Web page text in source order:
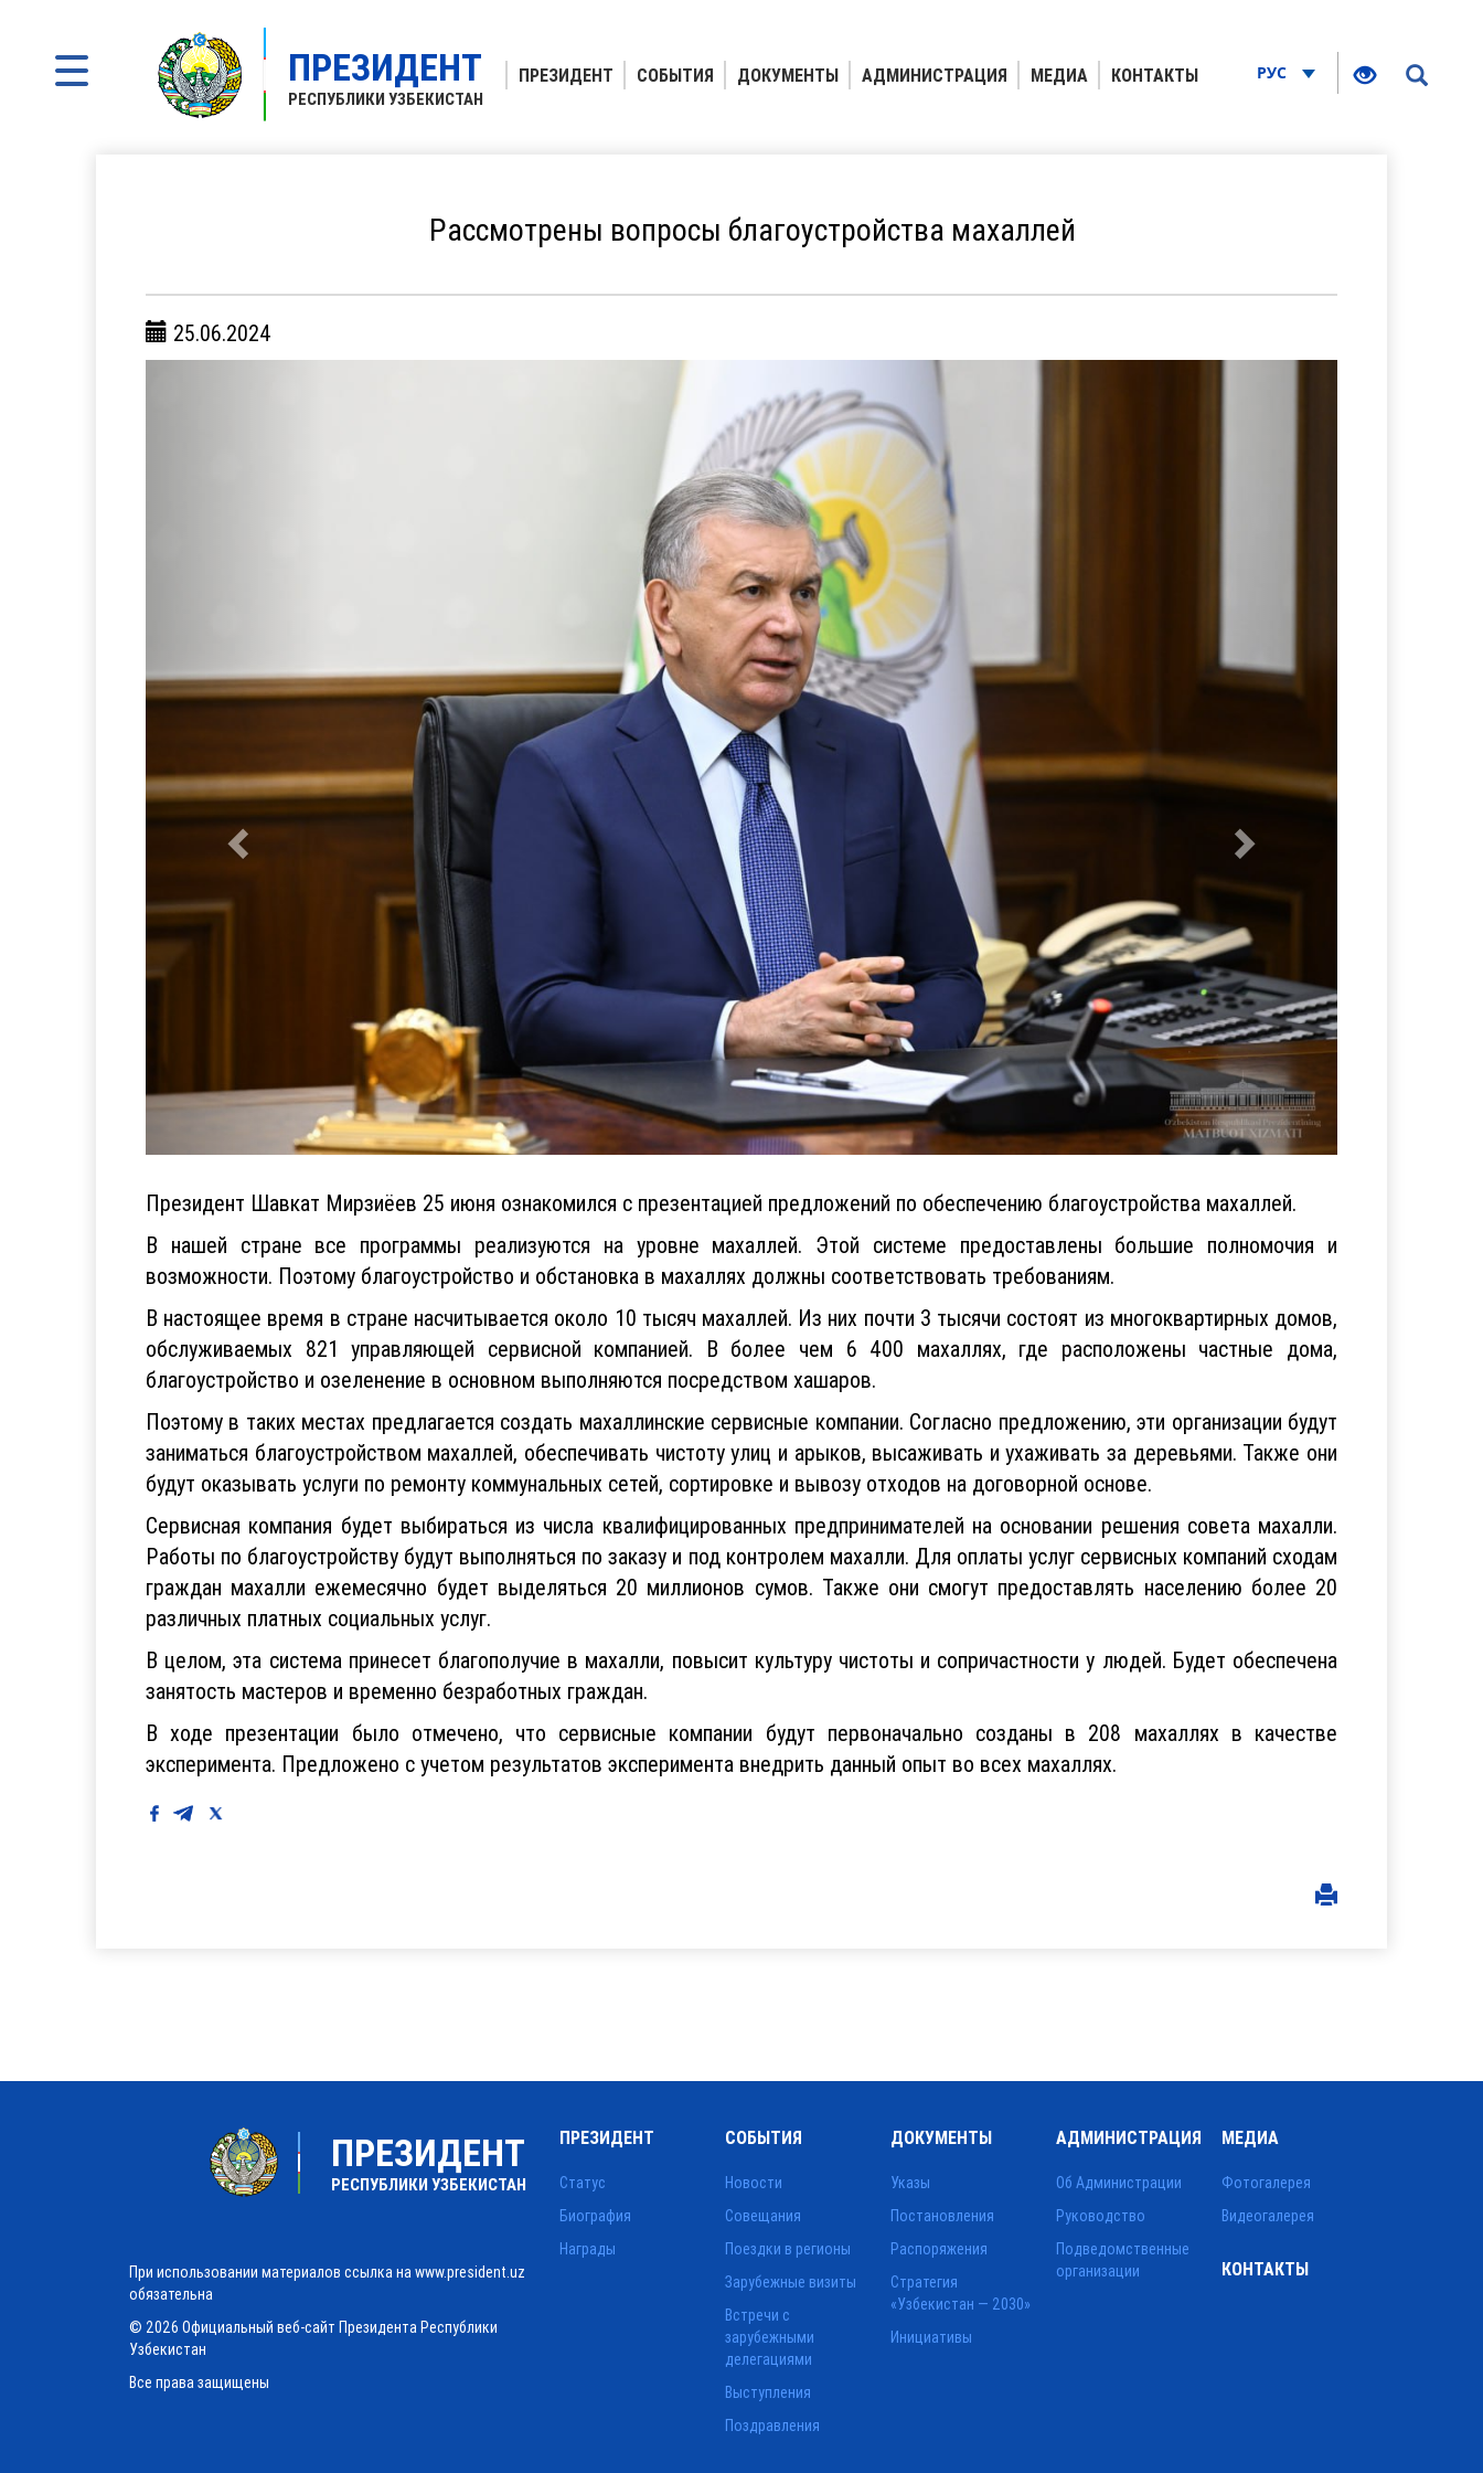
ПРЕЗИДЕНТ
РЕСПУБЛИКИ УЗБЕКИСТАН
ПРЕЗИДЕНТ СОБЫТИЯ ДОКУМЕНТЫ АДМИНИСТРАЦИЯ МЕДИА КОНТАКТЫ РУС
Рассмотрены вопросы благоустройства махаллей
25.06.2024
Президент Шавкат Мирзиёев 25 июня ознакомился с презентацией предложений по обеспечению благоустройства махаллей.
В нашей стране все программы реализуются на уровне махаллей. Этой системе предоставлены большие полномочия и
возможности. Поэтому благоустройство и обстановка в махаллях должны соответствовать требованиям.
В настоящее время в стране насчитывается около 10 тысяч махаллей. Из них почти 3 тысячи состоят из многоквартирных домов,
обслуживаемых 821 управляющей сервисной компанией. В более чем 6 400 махаллях, где расположены частные дома,
благоустройство и озеленение в основном выполняются посредством хашаров.
Поэтому в таких местах предлагается создать махаллинские сервисные компании. Согласно предложению, эти организации будут
заниматься благоустройством махаллей, обеспечивать чистоту улиц и арыков, высаживать и ухаживать за деревьями. Также они
будут оказывать услуги по ремонту коммунальных сетей, сортировке и вывозу отходов на договорной основе.
Сервисная компания будет выбираться из числа квалифицированных предпринимателей на основании решения совета махалли.
Работы по благоустройству будут выполняться по заказу и под контролем махалли. Для оплаты услуг сервисных компаний сходам
граждан махалли ежемесячно будет выделяться 20 миллионов сумов. Также они смогут предоставлять населению более 20
различных платных социальных услуг.
В целом, эта система принесет благополучие в махалли, повысит культуру чистоты и сопричастности у людей. Будет обеспечена
занятость мастеров и временно безработных граждан.
В ходе презентации было отмечено, что сервисные компании будут первоначально созданы в 208 махаллях в качестве
эксперимента. Предложено с учетом результатов эксперимента внедрить данный опыт во всех махаллях.
ПРЕЗИДЕНТ
РЕСПУБЛИКИ УЗБЕКИСТАН
При использовании материалов ссылка на www.president.uz
обязательна
© 2026 Официальный веб-сайт Президента Республики
Узбекистан
Все права защищены
ПРЕЗИДЕНТ
Статус
Биография
Награды
СОБЫТИЯ
Новости
Совещания
Поездки в регионы
Зарубежные визиты
Встречи с
зарубежными
делегациями
Выступления
Поздравления
ДОКУМЕНТЫ
Указы
Постановления
Распоряжения
Стратегия
«Узбекистан — 2030»
Инициативы
АДМИНИСТРАЦИЯ
Об Администрации
Руководство
Подведомственные
организации
МЕДИА
Фотогалерея
Видеогалерея
КОНТАКТЫ